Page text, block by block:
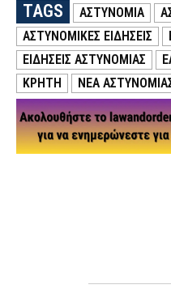
TAGS ΑΣΤΥΝΟΜΙΑ
ΑΣΤΥΝΟΜΙΚΕΣ ΕΙΔΗΣΕΙΣ
ΕΙΔΗΣΕΙΣ ΑΣΤΥΝΟΜΙΑΣ
ΚΡΗΤΗ
ΝΕΑ